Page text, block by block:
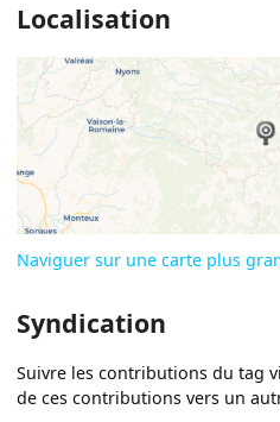
Localisation
Naviguer sur une carte plus
Syndication
Suivre les contributions du tag
de ces contributions vers un